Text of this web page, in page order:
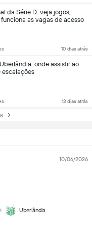
da Série D: veja jogos,
as vagas de acesso
10 dias atrás
onde assistir ao
escalações
13 dias atrás
10/06/2026
Uberlândia